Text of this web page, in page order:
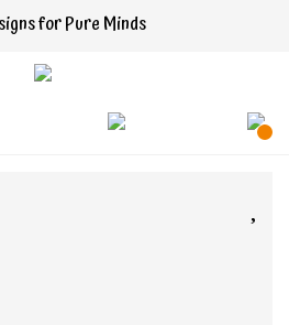
for Pure Minds